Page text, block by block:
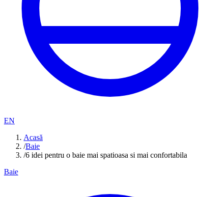
EN
Acasă
/Baie
/6 idei pentru o baie mai spatioasa si mai confortabila
Baie